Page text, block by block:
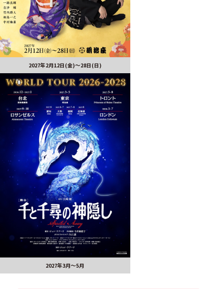
2027年2月12日(金)～28日(日)
2027年3月～5月